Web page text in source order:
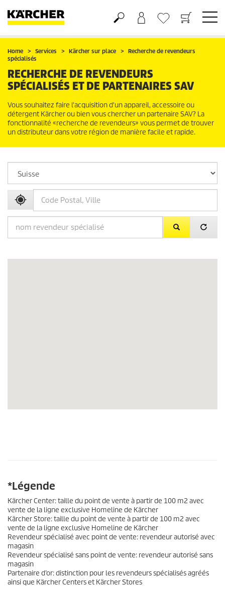
Panier
Liste d'envies
Home Services Kärcher sur place
Recherche de revendeurs
spécialisés
RECHERCHE DE REVENDEURS
SPÉCIALISÉS ET DE PARTENAIRES SAV
Vous souhaitez faire l'acquisition d'un appareil, accessoire ou
détergent Kärcher ou bien vous chercher un partenaire SAV? La
fonctionnalité «recherche de revendeurs» vous permet de trouver
un distributeur dans votre région de manière facile et rapide.
*Légende
Kärcher Center: taille du point de vente à partir de 100 m2 avec
vente de la ligne exclusive Homeline de Kärcher
Kärcher Store: taille du point de vente à partir de 100 m2 avec
vente de la ligne exclusive Homeline de Kärcher
Revendeur spécialisé avec point de vente: revendeur autorisé avec
magasin
Revendeur spécialisé sans point de vente: revendeur autorisé sans
magasin
Partenaire d’or: distinction pour les revendeurs spécialisés agréés
ainsi que Kärcher Centers et Kärcher Stores